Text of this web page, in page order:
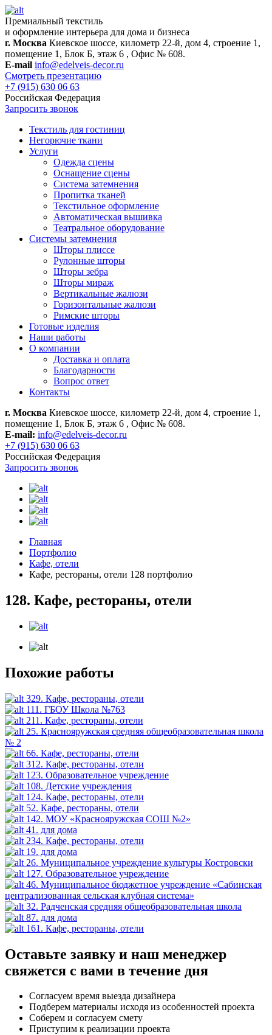
Премиальный текстиль
и оформление интерьера для дома и бизнеса
г. Москва Киевское шоссе, километр 22-й, дом 4, строение 1,
помещение 1, Блок Б, этаж 6 , Офис № 608.
E-mail info@edelveis-decor.ru
Смотреть презентацию
+7 (915) 630 06 63
Российская Федерация
Запросить звонок
Текстиль для гостиниц
Негорючие ткани
Услуги
Одежда сцены
Оснащение сцены
Система затемнения
Пропитка тканей
Текстильное оформление
Автоматическая вышивка
Театральное оборудование
Системы затемнения
Шторы плиссе
Рулонные шторы
Шторы зебра
Шторы мираж
Вертикальные жалюзи
Горизонтальные жалюзи
Римские шторы
Готовые изделия
Наши работы
О компании
Доставка и оплата
Благодарности
Вопрос ответ
Контакты
г. Москва Киевское шоссе, километр 22-й, дом 4, строение 1,
помещение 1, Блок Б, этаж 6 , Офис № 608.
E-mail: info@edelveis-decor.ru
+7 (915) 630 06 63
Российская Федерация
Запросить звонок
Главная
Портфолио
Кафе, отели
Кафе, рестораны, отели 128 портфолио
128. Кафе, рестораны, отели
Похожие работы
329. Кафе, рестораны, отели
111. ГБОУ Школа №763
211. Кафе, рестораны, отели
25. Краснояружская средняя общеобразовательная школа
№ 2
66. Кафе, рестораны, отели
312. Кафе, рестораны, отели
123. Образовательное учреждение
108. Детские учреждения
124. Кафе, рестораны, отели
52. Кафе, рестораны, отели
142. МОУ «Краснояружская СОШ №2»
41. для дома
234. Кафе, рестораны, отели
19. для дома
26. Муниципальное учреждение культуры Костровски
127. Образовательное учреждение
46. Муниципальное бюджетное учреждение «Сабинская
централизованная сельская клубная система»
32. Радченская средняя общеобразовательная школа
87. для дома
161. Кафе, рестораны, отели
Оставьте заявку и наш менеджер
свяжется с вами в течение дня
Согласуем время выезда дизайнера
Подберем материалы исходя из особенностей проекта
Соберем и согласуем смету
Приступим к реализации проекта